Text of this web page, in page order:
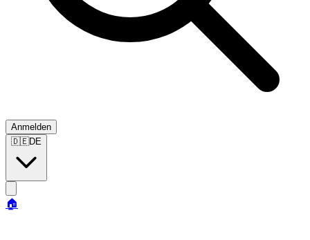
Anmelden
🇩🇪DE
🏠